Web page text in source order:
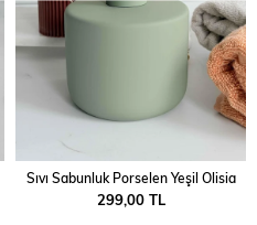
Sıvı Sabunluk Porselen Yeşil Olisia
299,00 TL